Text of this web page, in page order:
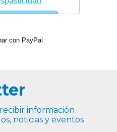
información
noticias y eventos